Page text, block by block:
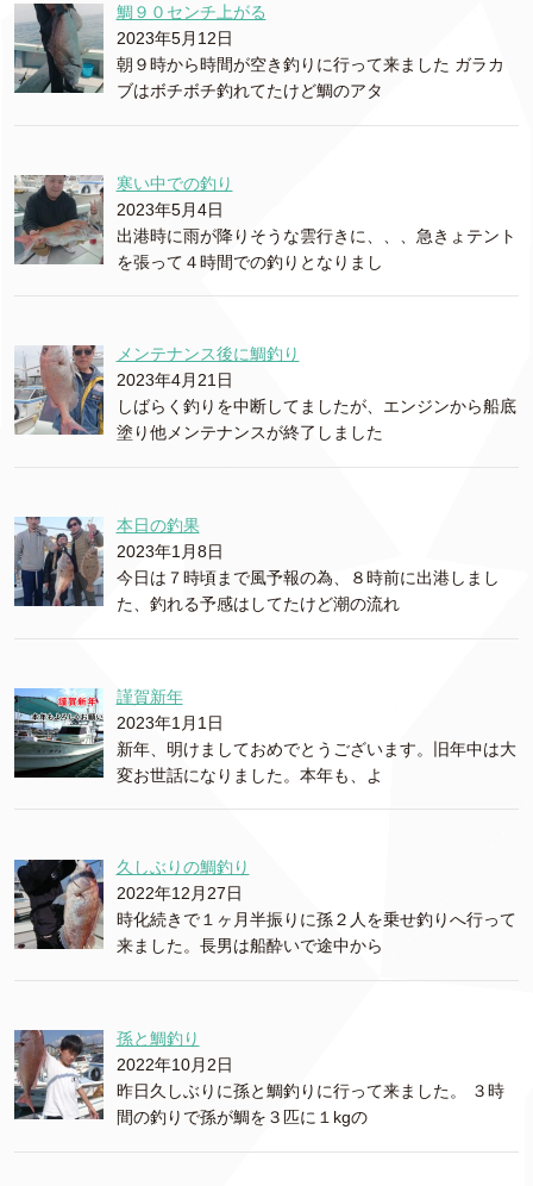
鯛９０センチ上がる
2023年5月12日
朝９時から時間が空き釣りに行って来ました ガラカ
ブはボチボチ釣れてたけど鯛のアタ
寒い中での釣り
2023年5月4日
出港時に雨が降りそうな雲行きに、、、急きょテント
を張って４時間での釣りとなりまし
メンテナンス後に鯛釣り
2023年4月21日
しばらく釣りを中断してましたが、エンジンから船底
塗り他メンテナンスが終了しました
本日の釣果
2023年1月8日
今日は７時頃まで風予報の為、８時前に出港しまし
た、釣れる予感はしてたけど潮の流れ
謹賀新年
2023年1月1日
新年、明けましておめでとうございます。旧年中は大
変お世話になりました。本年も、よ
久しぶりの鯛釣り
2022年12月27日
時化続きで１ヶ月半振りに孫２人を乗せ釣りへ行って
来ました。長男は船酔いで途中から
孫と鯛釣り
2022年10月2日
昨日久しぶりに孫と鯛釣りに行って来ました。 ３時
間の釣りで孫が鯛を３匹に１kgの